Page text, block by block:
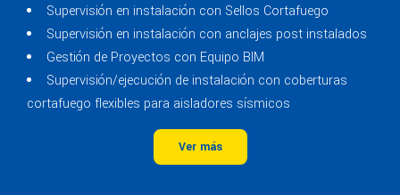
Supervisión en instalación con Sellos Cortafuego
Supervisión en instalación con anclajes post instalados
Gestión de Proyectos con Equipo BIM
Supervisión/ejecución de instalación con coberturas
cortafuego flexibles para aisladores sísmicos
Ver más